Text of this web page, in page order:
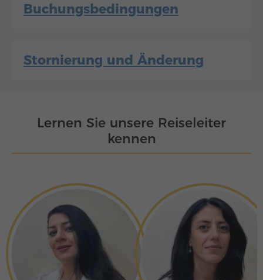
Buchungsbedingungen
Stornierung und Änderung
Lernen Sie unsere Reiseleiter
kennen